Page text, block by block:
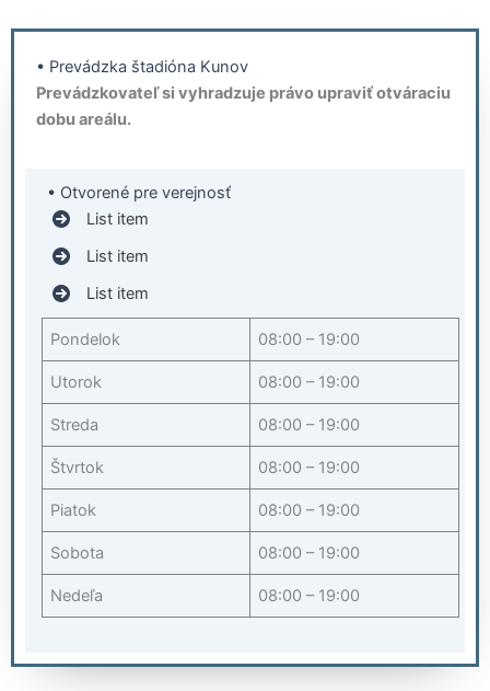
• Prevádzka štadióna Kunov
Prevádzkovateľ si vyhradzuje právo upraviť otváraciu
dobu areálu.
• Otvorené pre verejnosť
List item
List item
List item
Pondelok 08:00 – 19:00
Utorok 08:00 – 19:00
Streda 08:00 – 19:00
Štvrtok 08:00 – 19:00
Piatok 08:00 – 19:00
Sobota 08:00 – 19:00
Nedeľa 08:00 – 19:00